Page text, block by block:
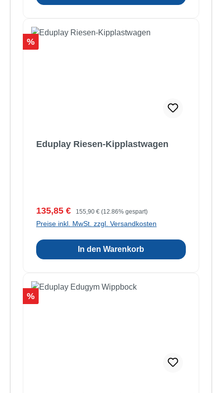
Rabatt
%
Eduplay Riesen-Kipplastwagen
Verkaufspreis:
135,85 € Regulärer Preis:
155,90 € (12.86% gespart)
Preise inkl. MwSt. zzgl. Versandkosten
In den Warenkorb
Rabatt
%